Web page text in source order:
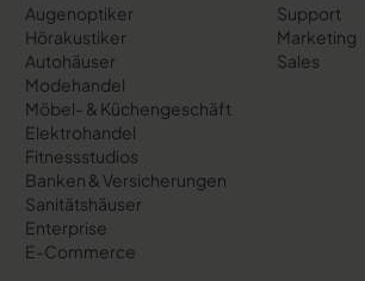
Augenoptiker
Hörakustiker
Autohäuser
Modehandel
Möbel- & Küchengeschäft
Elektrohandel
Fitnessstudios
Banken & Versicherungen
Sanitätshäuser
Enterprise
E-Commerce
Support
Marketing
Sales